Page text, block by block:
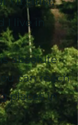
live in
absolute
can reach
places in